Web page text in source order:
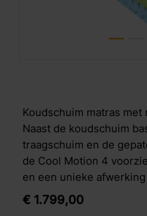
Koudschuim matras
Naast de koudschuim
traagschuim en de
de Cool Motion 4
en een unieke
combinatie garandeert
Opbouw Cool Motion 4
€ 1.799,00